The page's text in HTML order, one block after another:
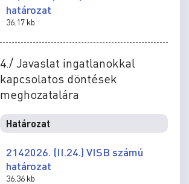
határozat
36.17 kb
4./ Javaslat ingatlanokkal
kapcsolatos döntések
meghozatalára
Határozat
2142026. (II.24.) VISB számú
határozat
36.36 kb